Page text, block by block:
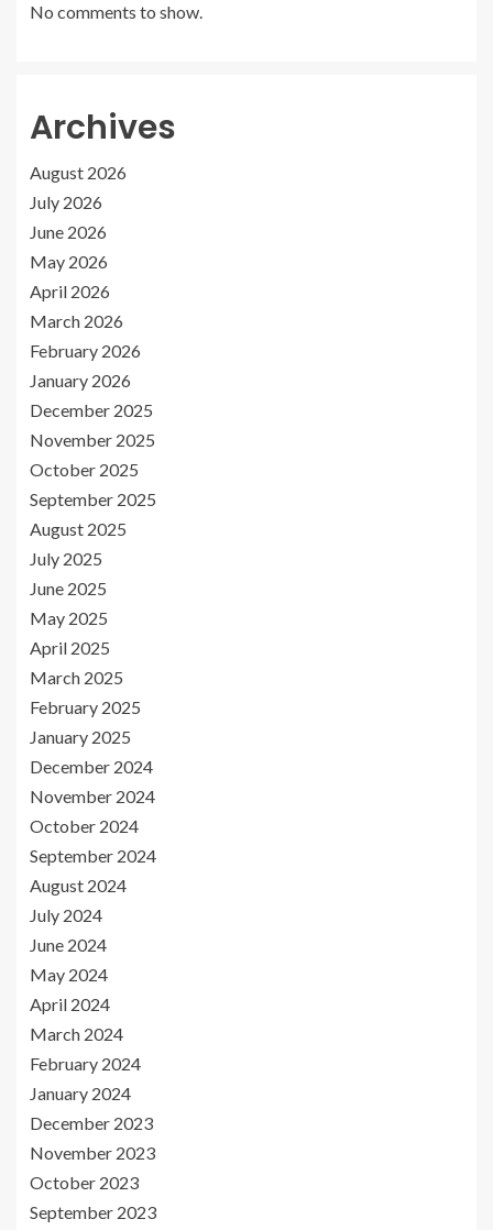
No comments to show.
Archives
August 2026
July 2026
June 2026
May 2026
April 2026
March 2026
February 2026
January 2026
December 2025
November 2025
October 2025
September 2025
August 2025
July 2025
June 2025
May 2025
April 2025
March 2025
February 2025
January 2025
December 2024
November 2024
October 2024
September 2024
August 2024
July 2024
June 2024
May 2024
April 2024
March 2024
February 2024
January 2024
December 2023
November 2023
October 2023
September 2023